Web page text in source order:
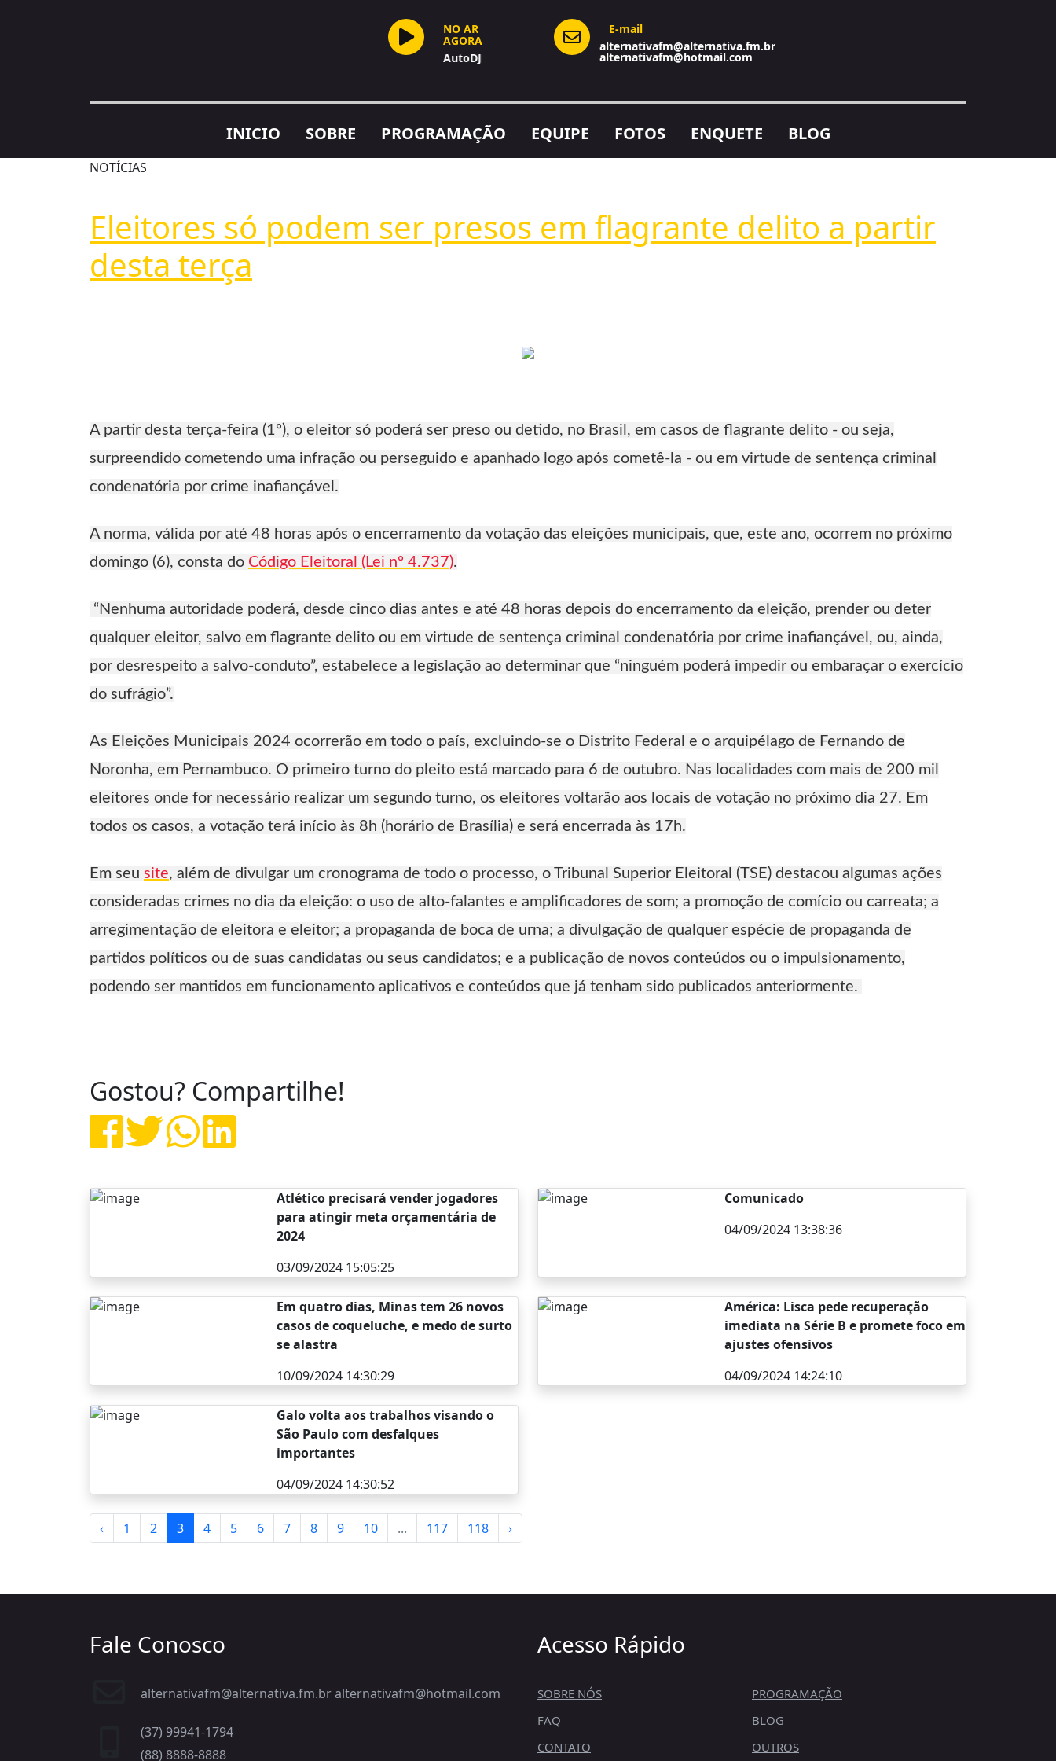
NO AR
AGORA
AutoDJ
E-mail
alternativafm@alternativa.fm.br
alternativafm@hotmail.com
INICIO SOBRE PROGRAMAÇÃO EQUIPE FOTOS ENQUETE BLOG
NOTÍCIAS
Eleitores só podem ser presos em flagrante delito a partir
desta terça
A partir desta terça-feira (1º), o eleitor só poderá ser preso ou detido, no Brasil, em casos de flagrante delito - ou seja,
surpreendido cometendo uma infração ou perseguido e apanhado logo após cometê-la - ou em virtude de sentença criminal
condenatória por crime inafiançável.
A norma, válida por até 48 horas após o encerramento da votação das eleições municipais, que, este ano, ocorrem no próximo
domingo (6), consta do Código Eleitoral (Lei nº 4.737).
“Nenhuma autoridade poderá, desde cinco dias antes e até 48 horas depois do encerramento da eleição, prender ou deter
qualquer eleitor, salvo em flagrante delito ou em virtude de sentença criminal condenatória por crime inafiançável, ou, ainda,
por desrespeito a salvo-conduto”, estabelece a legislação ao determinar que “ninguém poderá impedir ou embaraçar o exercício
do sufrágio”.
As Eleições Municipais 2024 ocorrerão em todo o país, excluindo-se o Distrito Federal e o arquipélago de Fernando de
Noronha, em Pernambuco. O primeiro turno do pleito está marcado para 6 de outubro. Nas localidades com mais de 200 mil
eleitores onde for necessário realizar um segundo turno, os eleitores voltarão aos locais de votação no próximo dia 27. Em
todos os casos, a votação terá início às 8h (horário de Brasília) e será encerrada às 17h.
Em seu site, além de divulgar um cronograma de todo o processo, o Tribunal Superior Eleitoral (TSE) destacou algumas ações
consideradas crimes no dia da eleição: o uso de alto-falantes e amplificadores de som; a promoção de comício ou carreata; a
arregimentação de eleitora e eleitor; a propaganda de boca de urna; a divulgação de qualquer espécie de propaganda de
partidos políticos ou de suas candidatas ou seus candidatos; e a publicação de novos conteúdos ou o impulsionamento,
podendo ser mantidos em funcionamento aplicativos e conteúdos que já tenham sido publicados anteriormente.
Gostou? Compartilhe!
Atlético precisará vender jogadores
para atingir meta orçamentária de
2024
03/09/2024 15:05:25
Comunicado
04/09/2024 13:38:36
Em quatro dias, Minas tem 26 novos
casos de coqueluche, e medo de surto
se alastra
10/09/2024 14:30:29
América: Lisca pede recuperação
imediata na Série B e promete foco em
ajustes ofensivos
04/09/2024 14:24:10
Galo volta aos trabalhos visando o
São Paulo com desfalques
importantes
04/09/2024 14:30:52
‹ 1 2 3 4 5 6 7 8 9 10 ... 117 118 ›
Fale Conosco
alternativafm@alternativa.fm.br alternativafm@hotmail.com
(37) 99941-1794
(88) 8888-8888
Acesso Rápido
SOBRE NÓS
PROGRAMAÇÃO
FAQ
BLOG
CONTATO
OUTROS